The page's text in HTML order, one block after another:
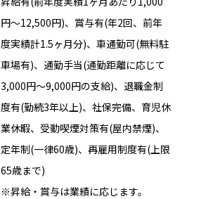
円～12,500円)、賞与有(年2回、前年
度実績計1.5ヶ月分)、車通勤可(無料駐
車場有)、通勤手当(通勤距離に応じて
3,000円〜9,000円の支給)、退職金制
度有(勤続3年以上)、社保完備、育児休
業休暇、受動喫煙対策有(屋内禁煙)、
定年制(一律60歳)、再雇用制度有(上限
65歳まで)
※昇給・賞与は業績に応じます。